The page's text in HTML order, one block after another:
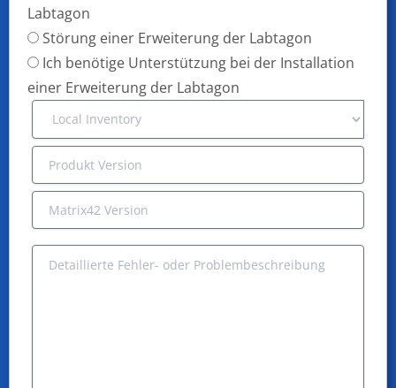
Labtagon
Störung einer Erweiterung der Labtagon
Ich benötige Unterstützung bei der Installation
einer Erweiterung der Labtagon